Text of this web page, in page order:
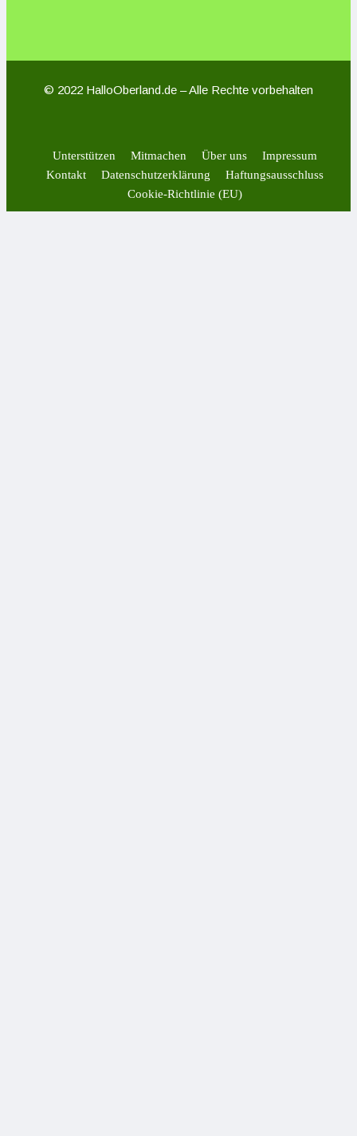
© 2022 HalloOberland.de – Alle Rechte vorbehalten
Unterstützen Mitmachen Über uns
Impressum
Kontakt
Datenschutzerklärung
Haftungsausschluss
Cookie-Richtlinie (EU)